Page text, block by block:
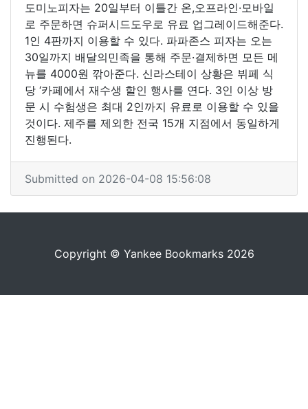
도미노피자는 20일부터 이틀간 온,오프라인·모바일
로 주문하면 슈퍼시드도우로 유료 업그레이드해준다.
1인 4판까지 이용할 수 있다. 파파존스 피자는 오는
30일까지 배달의민족을 통해 주문·결제하면 모든 메
뉴를 4000원 깎아준다. 신라스테이 상황은 뷔페 식
당 ‘카페에서 재수생 할인 행사를 연다. 3인 이상 방
문 시 수험생은 최대 2인까지 유료로 이용할 수 있을
것이다. 제주를 제외한 전국 15개 지점에서 동일하게
진행된다.
Submitted on 2026-04-08 15:56:08
Copyright © Yankee Bookmarks 2026